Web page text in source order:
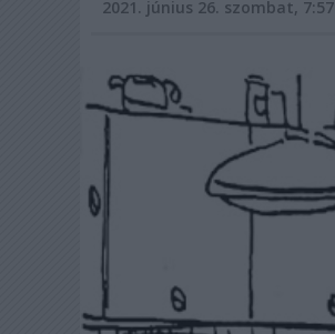
2021. június 26. szombat, 7:57